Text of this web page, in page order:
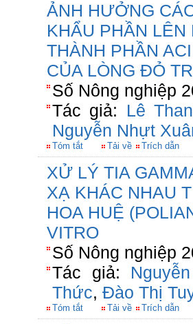
ẢNH HƯỞNG
KHẨU PHẦN
THÀNH PHẦN
CỦA LÒNG ĐỎ
Số Nông nghiệp
Tác giả: Lê
Nguyễn Nhựt
Tóm tắt Tải về Trích dẫn
XỬ LÝ TIA
XẠ KHÁC NHAU
HOA HUỆ
VITRO
Số Nông nghiệp
Tác giả:
Thức, Đào Thị
Tóm tắt Tải về Trích dẫn